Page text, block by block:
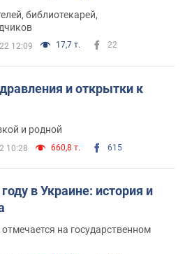
библиотекарей,
12:09 17,7 т. 22
и открытки к
и родной
10:28 660,8 т. 615
в Украине: история и
на государственном